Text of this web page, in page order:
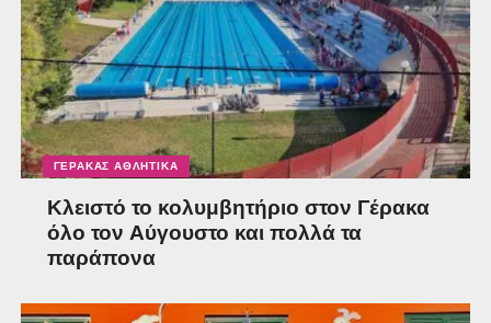
ΓΈΡΑΚΑΣ ΑΘΛΗΤΙΚΆ
Κλειστό το κολυμβητήριο στον Γέρακα
όλο τον Αύγουστο και πολλά τα
παράπονα